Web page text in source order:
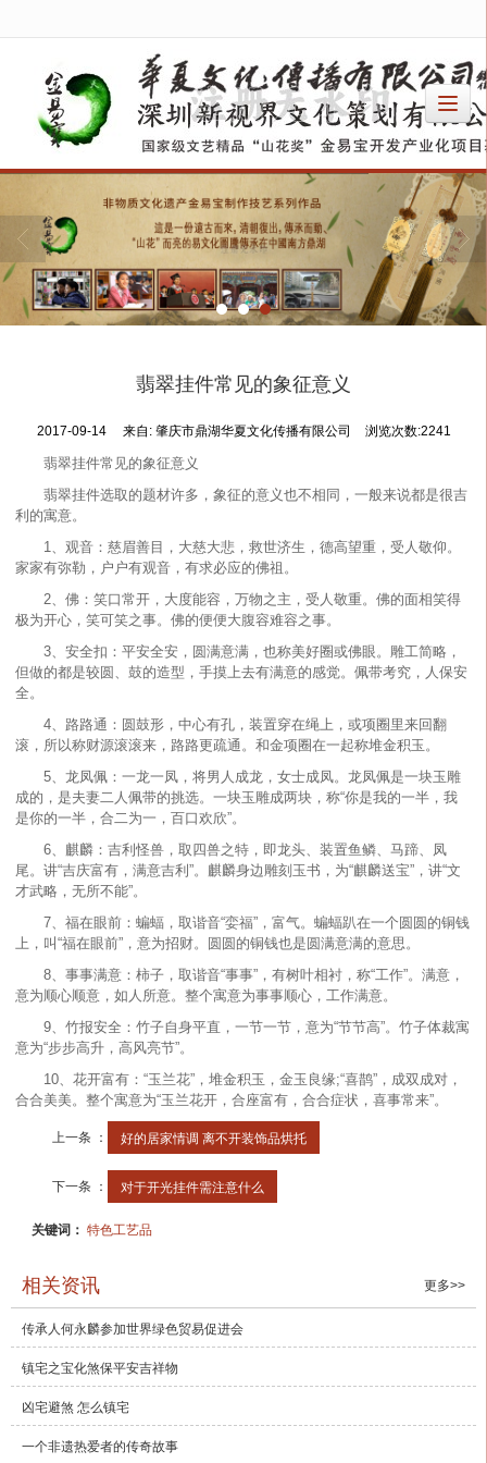
翡翠挂件常见的象征意义
2017-09-14 来自: 肇庆市鼎湖华夏文化传播有限公司 浏览次数:2241
翡翠挂件常见的象征意义
翡翠挂件选取的题材许多，象征的意义也不相同，一般来说都是很吉
利的寓意。
1、观音：慈眉善目，大慈大悲，救世济生，德高望重，受人敬仰。
家家有弥勒，户户有观音，有求必应的佛祖。
2、佛：笑口常开，大度能容，万物之主，受人敬重。佛的面相笑得
极为开心，笑可笑之事。佛的便便大腹容难容之事。
3、安全扣：平安全安，圆满意满，也称美好圈或佛眼。雕工简略，
但做的都是较圆、鼓的造型，手摸上去有满意的感觉。佩带考究，人保安
全。
4、路路通：圆鼓形，中心有孔，装置穿在绳上，或项圈里来回翻
滚，所以称财源滚滚来，路路更疏通。和金项圈在一起称堆金积玉。
5、龙凤佩：一龙一凤，将男人成龙，女士成凤。龙凤佩是一块玉雕
成的，是夫妻二人佩带的挑选。一块玉雕成两块，称“你是我的一半，我
是你的一半，合二为一，百口欢欣”。
6、麒麟：吉利怪兽，取四兽之特，即龙头、装置鱼鳞、马蹄、凤
尾。讲“吉庆富有，满意吉利”。麒麟身边雕刻玉书，为“麒麟送宝”，讲“文
才武略，无所不能”。
7、福在眼前：蝙蝠，取谐音“娈福”，富气。蝙蝠趴在一个圆圆的铜钱
上，叫“福在眼前”，意为招财。圆圆的铜钱也是圆满意满的意思。
8、事事满意：柿子，取谐音“事事”，有树叶相衬，称“工作”。满意，
意为顺心顺意，如人所意。整个寓意为事事顺心，工作满意。
9、竹报安全：竹子自身平直，一节一节，意为“节节高”。竹子体裁寓
意为“步步高升，高风亮节”。
10、花开富有：“玉兰花”，堆金积玉，金玉良缘;“喜鹊”，成双成对，
合合美美。整个寓意为“玉兰花开，合座富有，合合症状，喜事常来”。
上一条 ： 好的居家情调 离不开装饰品烘托
下一条 ： 对于开光挂件需注意什么
关键词：特色工艺品
相关资讯 更多>>
传承人何永麟参加世界绿色贸易促进会
镇宅之宝化煞保平安吉祥物
凶宅避煞 怎么镇宅
一个非遗热爱者的传奇故事